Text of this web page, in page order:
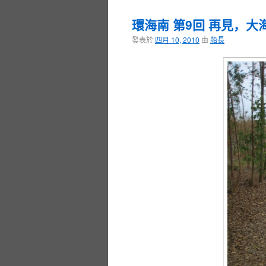
環海南 第9回 再見，大
發表於 四月 10, 2010 由 船長